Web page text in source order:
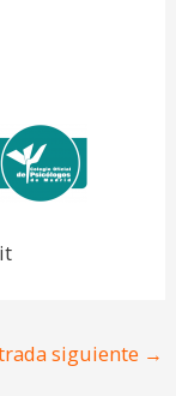
siguiente →